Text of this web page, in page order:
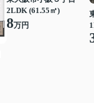
2LDK (61.55㎡)
8万円